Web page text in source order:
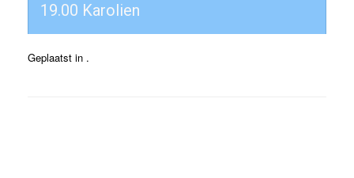
19.00 Karolien
Geplaatst in .